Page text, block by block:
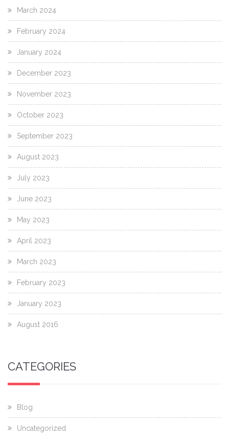
March 2024
February 2024
January 2024
December 2023
November 2023
October 2023
September 2023
August 2023
July 2023
June 2023
May 2023
April 2023
March 2023
February 2023
January 2023
August 2016
CATEGORIES
Blog
Uncategorized